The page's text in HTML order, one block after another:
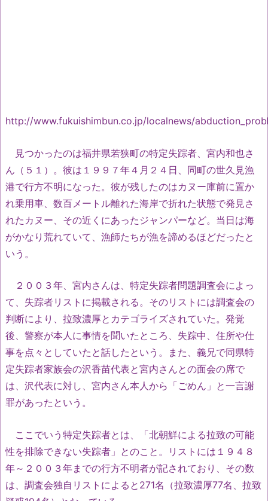
http://www.fukuishimbun.co.jp/localnews/
見つかったのは福井県若狭町の特定失踪者、宮内和也さ
ん（５１）。彼は１９９７年４月２４日、同町の世久見漁
港で行方不明になった。彼が残したのはカヌー庫前に置か
れ乗用車、数百メートル離れた海岸で折れた状態で発見さ
れたカヌー、その近くにあったジャンパーなど。当日は海
がかなり荒れていて、漁師たちが漁を諦めるほどだったと
いう。
２００３年、宮内さんは、特定失踪者問題調査会によっ
て、失踪者リストに掲載される。そのリストには調査会の
判断により、拉致濃厚とカテゴライズされていた。発覚
後、警察が本人に事情を聞いたところ、失踪中、住所や仕
事を点々としていたと話したという。また、義兄で同県特
定失踪者家族会の沢香苗代表と宮内さんとの面会の席で
は、沢代表に対し、宮内さん本人から「ごめん」と一言謝
罪があったという。
ここでいう特定失踪者とは、「北朝鮮による拉致の可能
性を排除できない失踪者」とのこと。リストには１９４８
年～２００３年までの行方不明者が記されており、その数
は、調査会独自リストによると271名（拉致濃厚77名、拉致